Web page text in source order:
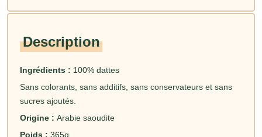
Description
Ingrédients : 100% dattes
Sans colorants, sans additifs, sans conservateurs et sans
sucres ajoutés.
Origine : Arabie saoudite
Poids : 365g